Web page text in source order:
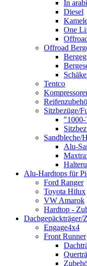
In
Diesel
One
Offroad
Tentco
Sitzbezüge/
"1000-
Sandbleche/
Alu-
Alu-Hardtops für
Ford Ranger
Toyota Hilux
VW Amarok
Hardtop -
Dachgepäckträger/
Engage4x4
Front Runner